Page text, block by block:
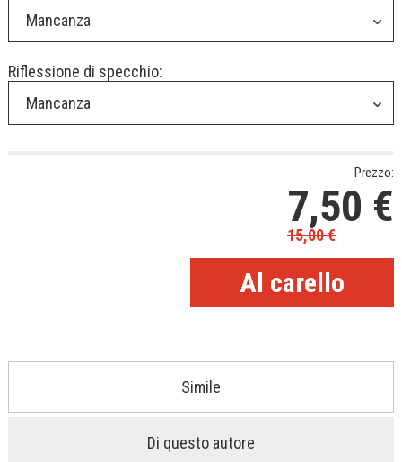
Mancanza
Riflessione di specchio:
Mancanza
Prezzo:
7,50 €
15,00€
Simile
Di questo autore